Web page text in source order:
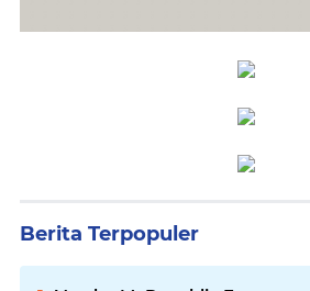
Berita Terpopuler